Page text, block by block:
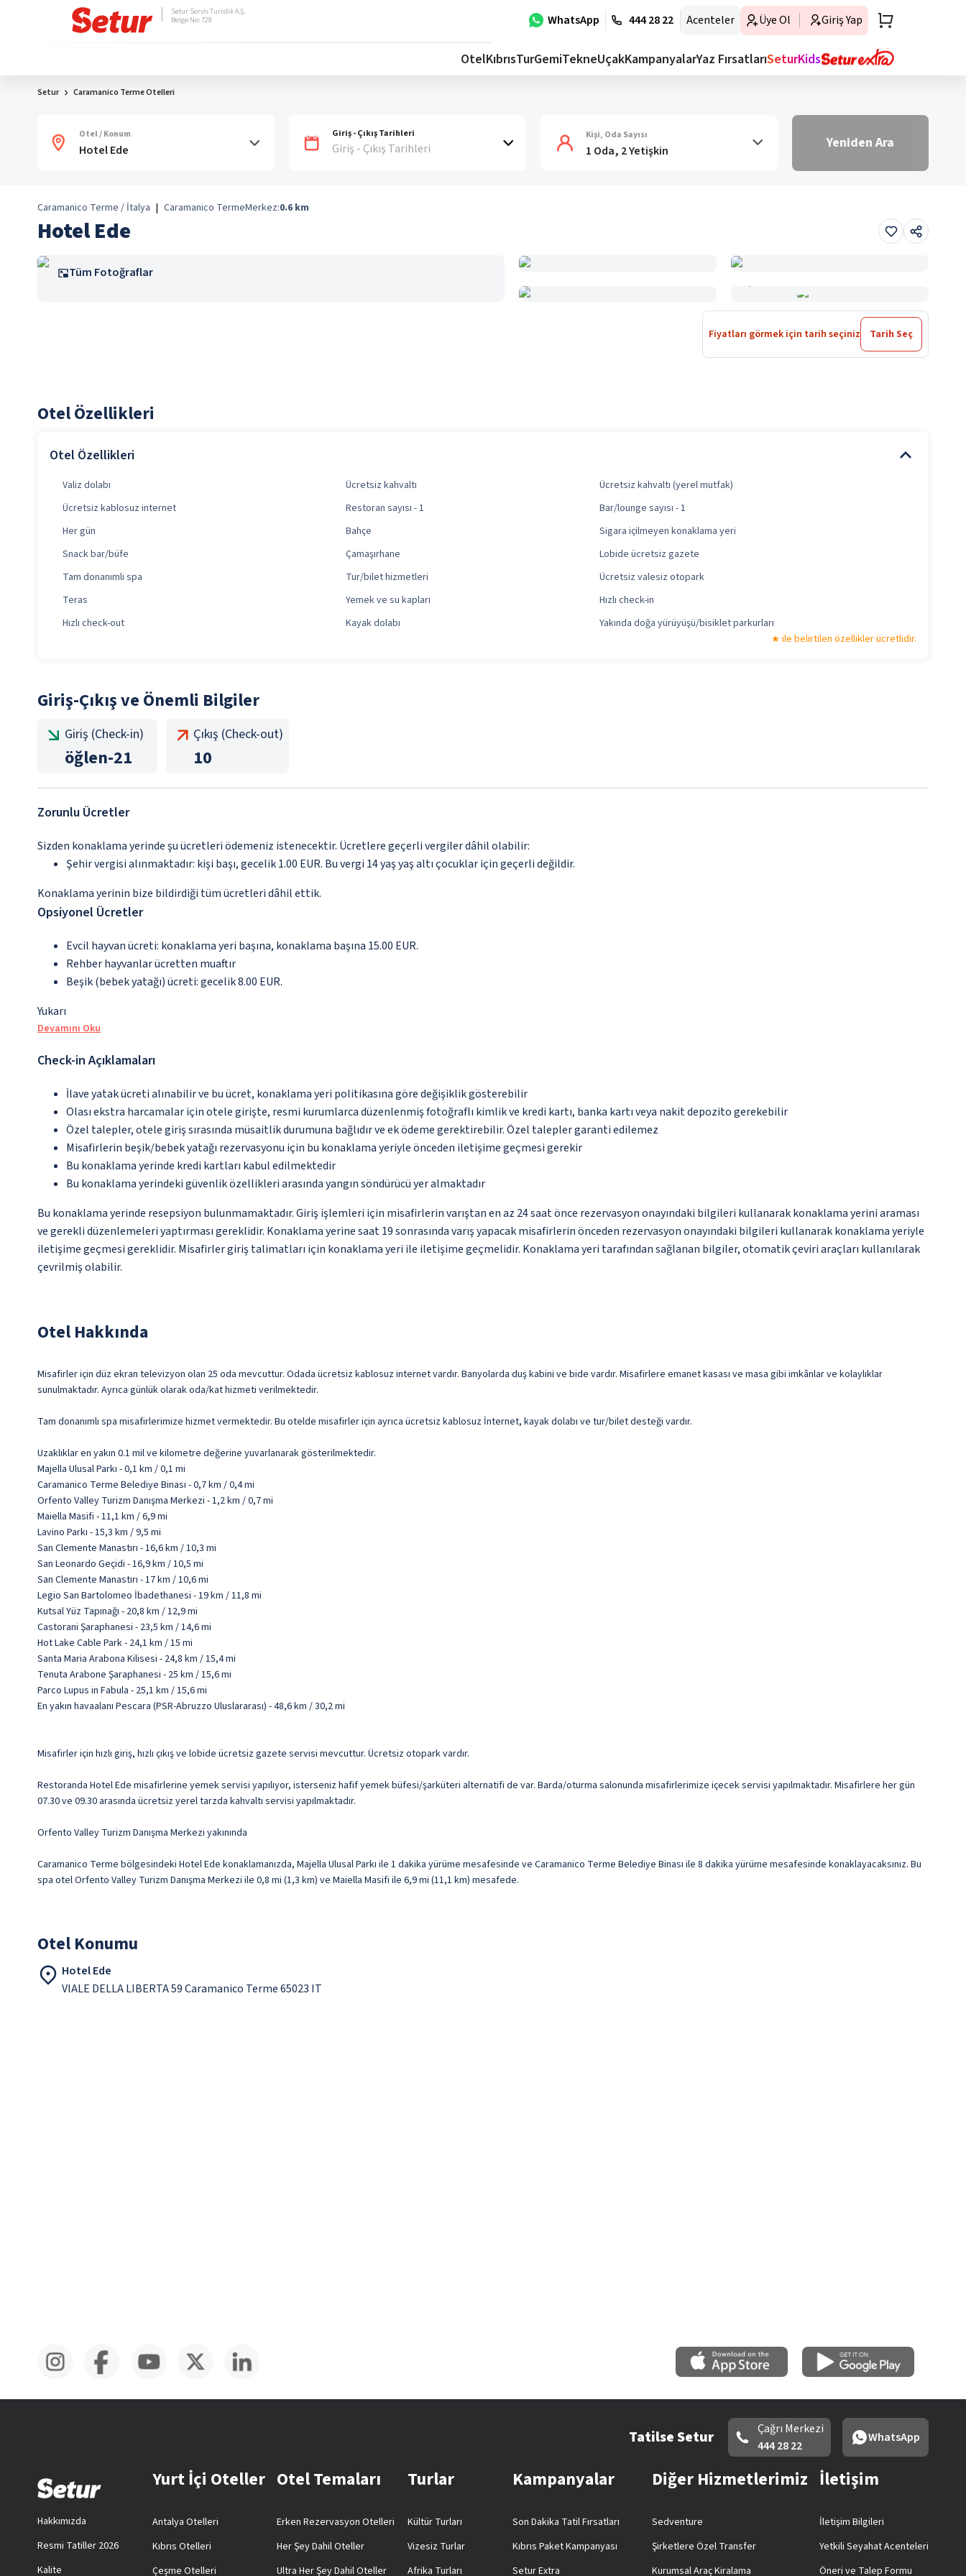
WhatsApp 444 28 22 Acenteler Üye Ol Giriş Yap
Setur Servis Turistik A.Ş.
Belge No: 728
OtelKıbrısTurGemiTekneUçakKampanyalarYaz FırsatlarıSeturKids
Setur Caramanico Terme Otelleri
Otel / Konum Giriş - Çıkış Tarihleri
Giriş - Çıkış Tarihleri
Kişi, Oda Sayısı
1 Oda, 2 Yetişkin Yeniden Ara
Caramanico Terme / İtalya | Caramanico TermeMerkez:0.6 km
Hotel Ede
Tüm Fotoğraflar
Fiyatları görmek için tarih seçiniz Tarih Seç
Otel Özellikleri
Otel Özellikleri
Valiz dolabı Ücretsiz kahvaltı
Ücretsiz kahvaltı (yerel mutfak)
Ücretsiz kablosuz internet
Restoran sayısı - 1
Bar/lounge sayısı - 1
Her gün
Bahçe
Sigara içilmeyen konaklama yeri
Snack bar/büfe
Çamaşırhane
Lobide ücretsiz gazete
Tam donanımlı spa
Tur/bilet hizmetleri
Ücretsiz valesiz otopark
Teras
Yemek ve su kapları
Hızlı check-in
Hızlı check-out
Kayak dolabı
Yakında doğa yürüyüşü/bisiklet parkurları
ile belirtilen özellikler ücretlidir.
Giriş-Çıkış ve Önemli Bilgiler
Giriş (Check-in)
öğlen-21
Çıkış (Check-out)
10
Zorunlu Ücretler
Sizden konaklama yerinde şu ücretleri ödemeniz istenecektir. Ücretlere geçerli vergiler dâhil olabilir:
Şehir vergisi alınmaktadır: kişi başı, gecelik 1.00 EUR. Bu vergi 14 yaş yaş altı çocuklar için geçerli değildir.
Konaklama yerinin bize bildirdiği tüm ücretleri dâhil ettik.
Opsiyonel Ücretler
Evcil hayvan ücreti: konaklama yeri başına, konaklama başına 15.00 EUR.
Rehber hayvanlar ücretten muaftır
Beşik (bebek yatağı) ücreti: gecelik 8.00 EUR.
Yukarı
Devamını Oku
Check-in Açıklamaları
İlave yatak ücreti alınabilir ve bu ücret, konaklama yeri politikasına göre değişiklik gösterebilir
Olası ekstra harcamalar için otele girişte, resmi kurumlarca düzenlenmiş fotoğraflı kimlik ve kredi kartı, banka kartı veya nakit depozito gerekebilir
Özel talepler, otele giriş sırasında müsaitlik durumuna bağlıdır ve ek ödeme gerektirebilir. Özel talepler garanti edilemez
Misafirlerin beşik/bebek yatağı rezervasyonu için bu konaklama yeriyle önceden iletişime geçmesi gerekir
Bu konaklama yerinde kredi kartları kabul edilmektedir
Bu konaklama yerindeki güvenlik özellikleri arasında yangın söndürücü yer almaktadır
Bu konaklama yerinde resepsiyon bulunmamaktadır. Giriş işlemleri için misafirlerin varıştan en az 24 saat önce rezervasyon onayındaki bilgileri kullanarak konaklama yerini araması
ve gerekli düzenlemeleri yaptırması gereklidir. Konaklama yerine saat 19 sonrasında varış yapacak misafirlerin önceden rezervasyon onayındaki bilgileri kullanarak konaklama yeriyle
iletişime geçmesi gereklidir. Misafirler giriş talimatları için konaklama yeri ile iletişime geçmelidir. Konaklama yeri tarafından sağlanan bilgiler, otomatik çeviri araçları kullanılarak
çevrilmiş olabilir.
Otel Hakkında
Misafirler için düz ekran televizyon olan 25 oda mevcuttur. Odada ücretsiz kablosuz internet vardır. Banyolarda duş kabini ve bide vardır. Misafirlere emanet kasası ve masa gibi imkânlar ve kolaylıklar
sunulmaktadır. Ayrıca günlük olarak oda/kat hizmeti verilmektedir.
Tam donanımlı spa misafirlerimize hizmet vermektedir. Bu otelde misafirler için ayrıca ücretsiz kablosuz İnternet, kayak dolabı ve tur/bilet desteği vardır.
Uzaklıklar en yakın 0.1 mil ve kilometre değerine yuvarlanarak gösterilmektedir.
Majella Ulusal Parkı - 0,1 km / 0,1 mi
Caramanico Terme Belediye Binası - 0,7 km / 0,4 mi
Orfento Valley Turizm Danışma Merkezi - 1,2 km / 0,7 mi
Maiella Masifi - 11,1 km / 6,9 mi
Lavino Parkı - 15,3 km / 9,5 mi
San Clemente Manastırı - 16,6 km / 10,3 mi
San Leonardo Geçidi - 16,9 km / 10,5 mi
San Clemente Manastırı - 17 km / 10,6 mi
Legio San Bartolomeo İbadethanesi - 19 km / 11,8 mi
Kutsal Yüz Tapınağı - 20,8 km / 12,9 mi
Castorani Şaraphanesi - 23,5 km / 14,6 mi
Hot Lake Cable Park - 24,1 km / 15 mi
Santa Maria Arabona Kilisesi - 24,8 km / 15,4 mi
Tenuta Arabone Şaraphanesi - 25 km / 15,6 mi
Parco Lupus in Fabula - 25,1 km / 15,6 mi
En yakın havaalanı Pescara (PSR-Abruzzo Uluslararası) - 48,6 km / 30,2 mi
Misafirler için hızlı giriş, hızlı çıkış ve lobide ücretsiz gazete servisi mevcuttur. Ücretsiz otopark vardır.
Restoranda Hotel Ede misafirlerine yemek servisi yapılıyor, isterseniz hafif yemek büfesi/şarküteri alternatifi de var. Barda/oturma salonunda misafirlerimize içecek servisi yapılmaktadır. Misafirlere her gün
07.30 ve 09.30 arasında ücretsiz yerel tarzda kahvaltı servisi yapılmaktadır.
Orfento Valley Turizm Danışma Merkezi yakınında
Caramanico Terme bölgesindeki Hotel Ede konaklamanızda, Majella Ulusal Parkı ile 1 dakika yürüme mesafesinde ve Caramanico Terme Belediye Binası ile 8 dakika yürüme mesafesinde konaklayacaksınız. Bu
spa otel Orfento Valley Turizm Danışma Merkezi ile 0,8 mi (1,3 km) ve Maiella Masifi ile 6,9 mi (11,1 km) mesafede.
Otel Konumu
Hotel Ede
VIALE DELLA LIBERTA 59 Caramanico Terme 65023 IT
Tatilse Setur
Çağrı Merkezi
444 28 22
WhatsApp
Hakkımızda
Resmi Tatiller 2026
Kalite
Yurt İçi Oteller
Antalya Otelleri
Kıbrıs Otelleri
Çeşme Otelleri
Otel Temaları
Erken Rezervasyon Otelleri
Her Şey Dahil Oteller
Ultra Her Şey Dahil Oteller
Turlar
Kültür Turları
Vizesiz Turlar
Afrika Turları
Kampanyalar
Son Dakika Tatil Fırsatları
Kıbrıs Paket Kampanyası
Setur Extra
Diğer Hizmetlerimiz
Sedventure
Şirketlere Özel Transfer
Kurumsal Araç Kiralama
İletişim
İletişim Bilgileri
Yetkili Seyahat Acenteleri
Öneri ve Talep Formu